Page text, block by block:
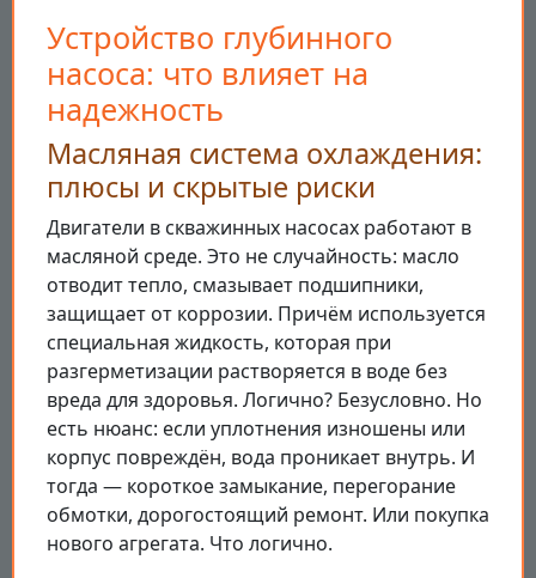
Устройство глубинного
насоса: что влияет на
надежность
Масляная система охлаждения:
плюсы и скрытые риски
Двигатели в скважинных насосах работают в
масляной среде. Это не случайность: масло
отводит тепло, смазывает подшипники,
защищает от коррозии. Причём используется
специальная жидкость, которая при
разгерметизации растворяется в воде без
вреда для здоровья. Логично? Безусловно. Но
есть нюанс: если уплотнения изношены или
корпус повреждён, вода проникает внутрь. И
тогда — короткое замыкание, перегорание
обмотки, дорогостоящий ремонт. Или покупка
нового агрегата. Что логично.